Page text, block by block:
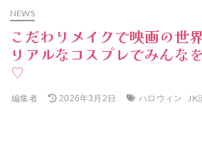
NEWS
こだわりメイクで映画の世
リアルなコスプレでみんな
♡
編集者 2026年3月2日 ハロウィン JK